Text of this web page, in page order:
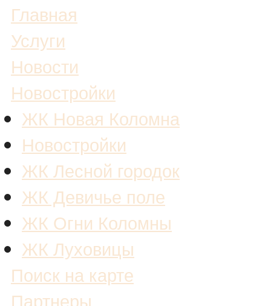
Главная
Услуги
Новости
Новостройки
ЖК Новая Коломна
Новостройки
ЖК Лесной городок
ЖК Девичье поле
ЖК Огни Коломны
ЖК Луховицы
Поиск на карте
Партнеры